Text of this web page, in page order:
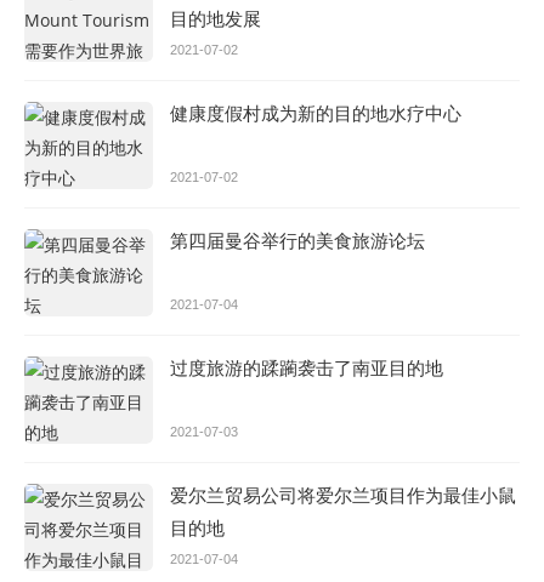
目的地发展
2021-07-02
健康度假村成为新的目的地水疗中心
2021-07-02
第四届曼谷举行的美食旅游论坛
2021-07-04
过度旅游的蹂躏袭击了南亚目的地
2021-07-03
爱尔兰贸易公司将爱尔兰项目作为最佳小鼠
目的地
2021-07-04